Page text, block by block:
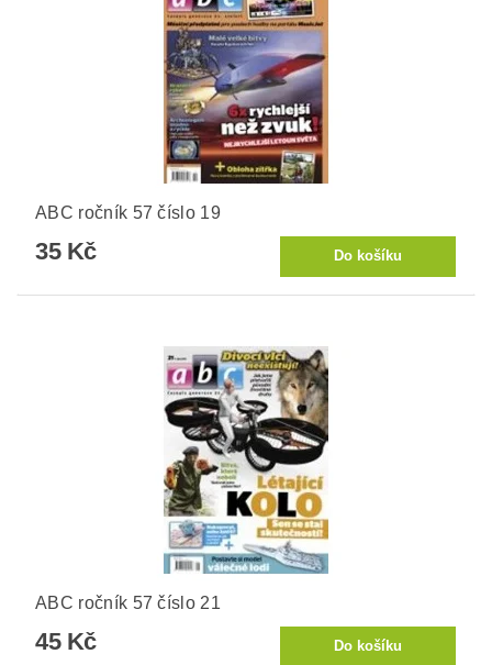
ABC ročník 57 číslo 19
35 Kč
ABC ročník 57 číslo 21
45 Kč